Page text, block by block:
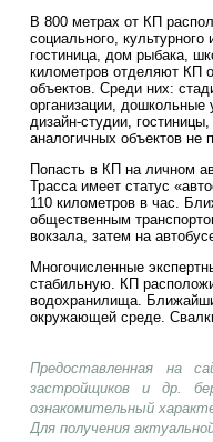
В 800 метрах от КП
социального,
гостиница, дом рыбака,
километров отделяют КП
объектов. Среди них:
организации, дошкольные
дизайн-студии,
аналогичных объектов не
Попасть в КП на личном
Трасса имеет статус
110 километров в час.
общественным
вокзала, затем на
Многочисленные
стабильную. КП
водохранилища.
окружающей среде.
Предоставленная на
застройщиков и др.
ознакомительный
Для получения